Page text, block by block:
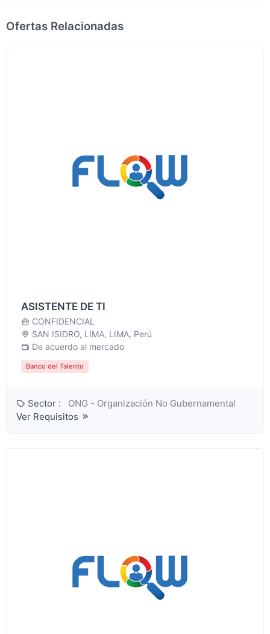
Ofertas Relacionadas
ASISTENTE DE TI
CONFIDENCIAL
SAN ISIDRO, LIMA, LIMA, Perú
De acuerdo al mercado
Banco del Talento
Sector :
ONG - Organización No Gubernamental
Ver Requisitos